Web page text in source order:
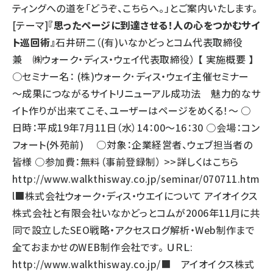
ティングへの道を「どうぞ、こちらへ。」とご案内いたします。
[テーマ]『思ったページに到達させる！人の心をつかむサイ
ト巡回術』石井研二（(有)いなかどっとコム代表取締役
兼 ㈱ウォーク・ディス・ウェイ代表取締役） 【 実施概要 】
○セミナー名： (株)ウォーク･ディス・ウェイ主催セミナー
～成果につながるサイトリニューアル成功法 魅力的なサ
イト作りが出来てこそ、ユーザーはページをめくる！～ ○
日時：平成19年7月11日（水）14：00～16：30 ○会場：コン
フォート(外苑前) ○対象：企業経営者、ウェブ担当者の
皆様 ○参加費：無料（事前登録制） >>詳しくはこちら
http://www.walkthisway.co.jp/seminar/070711.htm
l■株式会社ウォーク・ディス・ウエイについて アイオイクス
株式会社と有限会社いなかどっとコムが2006年11月に共
同で設立したSEO戦略・アクセスログ解析・Web制作まで
全ておまかせのWEB制作会社です。 ＵＲＬ:
http://www.walkthisway.co.jp/■ アイオイクス株式